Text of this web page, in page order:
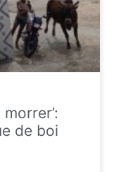
de boi